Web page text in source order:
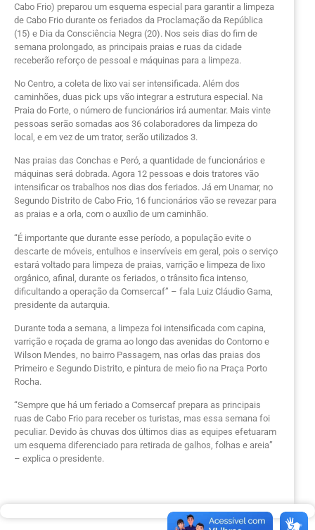
Cabo Frio) preparou um esquema especial para garantir a limpeza
de Cabo Frio durante os feriados da Proclamação da República
(15) e Dia da Consciência Negra (20). Nos seis dias do fim de
semana prolongado, as principais praias e ruas da cidade
receberão reforço de pessoal e máquinas para a limpeza.
No Centro, a coleta de lixo vai ser intensificada. Além dos
caminhões, duas pick ups vão integrar a estrutura especial. Na
Praia do Forte, o número de funcionários irá aumentar. Mais vinte
pessoas serão somadas aos 36 colaboradores da limpeza do
local, e em vez de um trator, serão utilizados 3.
Nas praias das Conchas e Peró, a quantidade de funcionários e
máquinas será dobrada. Agora 12 pessoas e dois tratores vão
intensificar os trabalhos nos dias dos feriados. Já em Unamar, no
Segundo Distrito de Cabo Frio, 16 funcionários vão se revezar para
as praias e a orla, com o auxílio de um caminhão.
“É importante que durante esse período, a população evite o
descarte de móveis, entulhos e inservíveis em geral, pois o serviço
estará voltado para limpeza de praias, varrição e limpeza de lixo
orgânico, afinal, durante os feriados, o trânsito fica intenso,
dificultando a operação da Comsercaf” – fala Luiz Cláudio Gama,
presidente da autarquia.
Durante toda a semana, a limpeza foi intensificada com capina,
varrição e roçada de grama ao longo das avenidas do Contorno e
Wilson Mendes, no bairro Passagem, nas orlas das praias dos
Primeiro e Segundo Distrito, e pintura de meio fio na Praça Porto
Rocha.
“Sempre que há um feriado a Comsercaf prepara as principais
ruas de Cabo Frio para receber os turistas, mas essa semana foi
peculiar. Devido às chuvas dos últimos dias as equipes efetuaram
um esquema diferenciado para retirada de galhos, folhas e areia”
– explica o presidente.